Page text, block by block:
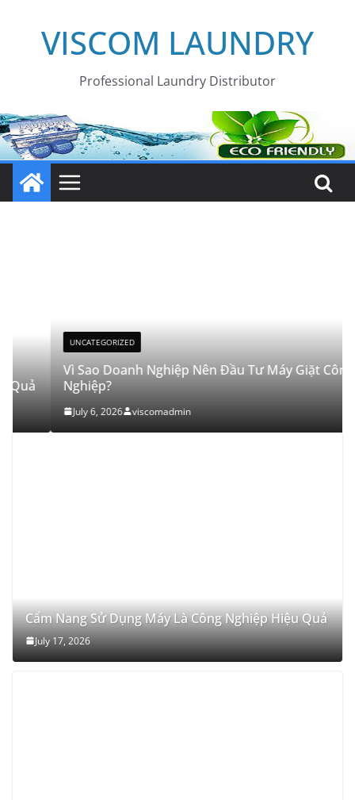
VISCOM LAUNDRY
Professional Laundry Distributor
UNCATEGORIZED
Vì Sao Doanh Nghiệp Nên Đầu Tư Máy Giặt Công
Nghiệp?
July 6, 2026 viscomadmin
Cẩm Nang Sử Dụng Máy Là Công Nghiệp Hiệu Quả
July 17, 2026